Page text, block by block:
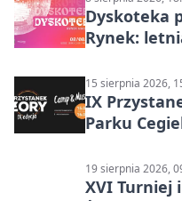
Dyskoteka
Rynek:
15 sierpnia 2026,
IX
Parku
19 sierpnia 2026,
XVI Turniej